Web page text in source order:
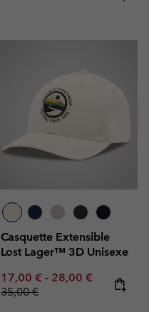
Casquette Extensible
Lost Lager™ 3D Unisexe
Minimum sale price:
17,00 € - Maximum sale
28,00 € Regular
35,00 €